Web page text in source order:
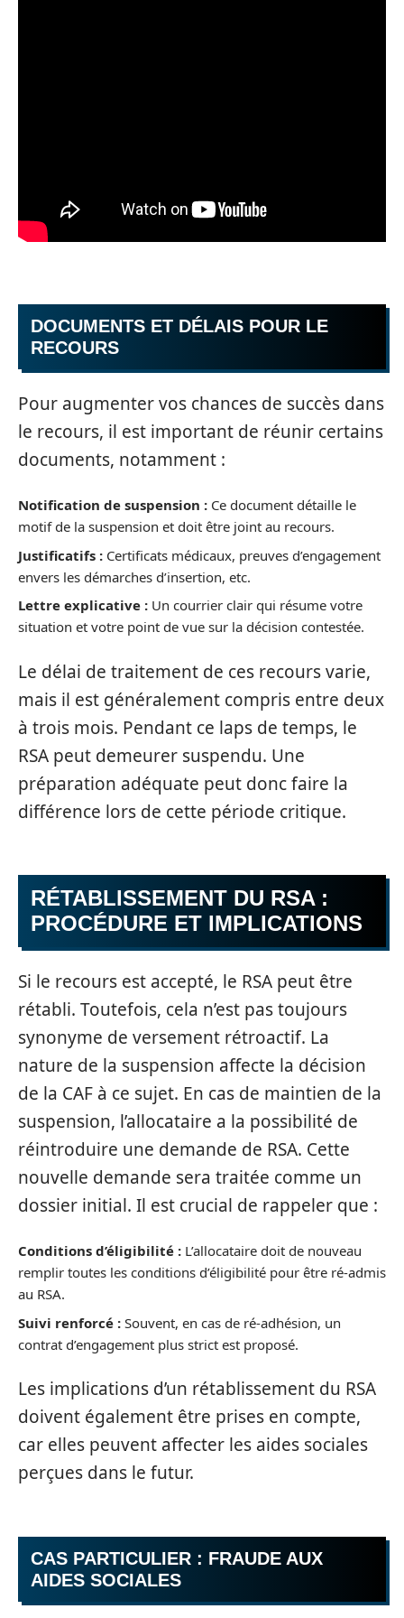
DOCUMENTS ET DÉLAIS POUR LE
RECOURS
Pour augmenter vos chances de succès dans
le recours, il est important de réunir certains
documents, notamment :
Notification de suspension : Ce document détaille le
motif de la suspension et doit être joint au recours.
Justificatifs : Certificats médicaux, preuves d’engagement
envers les démarches d’insertion, etc.
Lettre explicative : Un courrier clair qui résume votre
situation et votre point de vue sur la décision contestée.
Le délai de traitement de ces recours varie,
mais il est généralement compris entre deux
à trois mois. Pendant ce laps de temps, le
RSA peut demeurer suspendu. Une
préparation adéquate peut donc faire la
différence lors de cette période critique.
RÉTABLISSEMENT DU RSA :
PROCÉDURE ET IMPLICATIONS
Si le recours est accepté, le RSA peut être
rétabli. Toutefois, cela n’est pas toujours
synonyme de versement rétroactif. La
nature de la suspension affecte la décision
de la CAF à ce sujet. En cas de maintien de la
suspension, l’allocataire a la possibilité de
réintroduire une demande de RSA. Cette
nouvelle demande sera traitée comme un
dossier initial. Il est crucial de rappeler que :
Conditions d’éligibilité : L’allocataire doit de nouveau
remplir toutes les conditions d’éligibilité pour être ré-admis
au RSA.
Suivi renforcé : Souvent, en cas de ré-adhésion, un
contrat d’engagement plus strict est proposé.
Les implications d’un rétablissement du RSA
doivent également être prises en compte,
car elles peuvent affecter les aides sociales
perçues dans le futur.
CAS PARTICULIER : FRAUDE AUX
AIDES SOCIALES